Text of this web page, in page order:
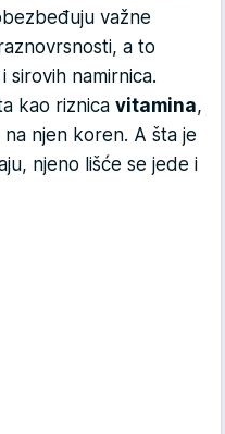
važne
a to
sirovih namirnica.
kao riznica vitamina,
njen koren. A šta je
njeno lišće se jede i